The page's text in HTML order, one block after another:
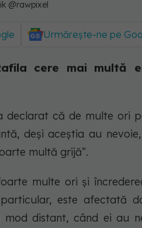
@rawpixel
Urmărește-ne pe
cere mai multă
declarat că de multe ori
deși aceștia au
multă grijă”.
multe ori şi
este afectată
distant, când ei au